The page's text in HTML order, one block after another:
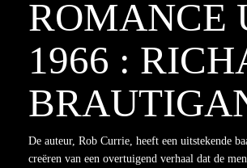
ROMANCE
1966 :
De auteur, Rob Currie, heeft een uitstekende
creëren van een overtuigend verhaal dat de